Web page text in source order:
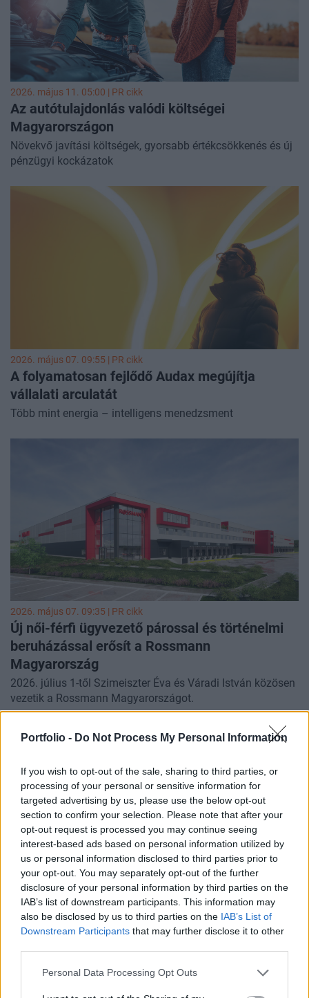
Portfolio - Do Not Process My Personal Information
If you wish to opt-out of the sale, sharing to third parties, or
processing of your personal or sensitive information for
targeted advertising by us, please use the below opt-out
section to confirm your selection. Please note that after your
opt-out request is processed you may continue seeing
interest-based ads based on personal information utilized by
us or personal information disclosed to third parties prior to
your opt-out. You may separately opt-out of the further
disclosure of your personal information by third parties on the
IAB’s list of downstream participants. This information may
also be disclosed by us to third parties on the IAB’s List of
Downstream Participants that may further disclose it to other
Personal Data Processing Opt Outs
2026. május 11. 05:00 | PR cikk
Az autótulajdonlás valódi költségei
Magyarországon
Növekvő javítási költségek, gyorsabb értékcsökkenés és új
pénzügyi kockázatok
2026. május 07. 09:55 | PR cikk
A folyamatosan fejlődő Audax megújítja
vállalati arculatát
Több mint energia – intelligens menedzsment
2026. május 07. 09:35 | PR cikk
Új női-férfi ügyvezető párossal és történelmi
beruházással erősít a Rossmann
Magyarország
2026. július 1-től Szimeiszter Éva és Váradi István közösen
vezetik a Rossmann Magyarországot.
2026. április 29. 05:00 |
Európa legnagyobb outdoor és katonai
áruháza érkezik Magyarországra
A MILITARY online áruház tovább erősíti európai jelenlétét,
vásárlók számára létrehozott online boltját.